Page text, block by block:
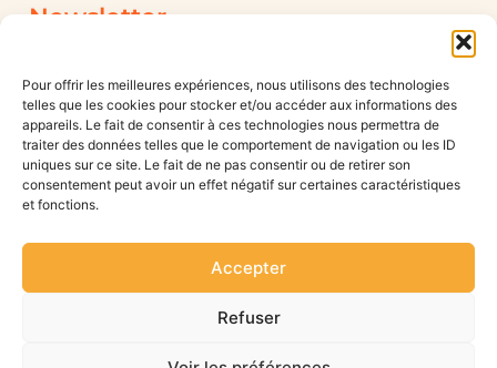
Pour offrir les meilleures expériences, nous utilisons des technologies
telles que les cookies pour stocker et/ou accéder aux informations des
appareils. Le fait de consentir à ces technologies nous permettra de
traiter des données telles que le comportement de navigation ou les ID
uniques sur ce site. Le fait de ne pas consentir ou de retirer son
consentement peut avoir un effet négatif sur certaines caractéristiques
et fonctions.
Accepter
Refuser
Newsletter
Inscription
Copyright © 2023 CÔTE SUD EST, All rights reserved.
Création site internet par l'agence Web Jsemproduction